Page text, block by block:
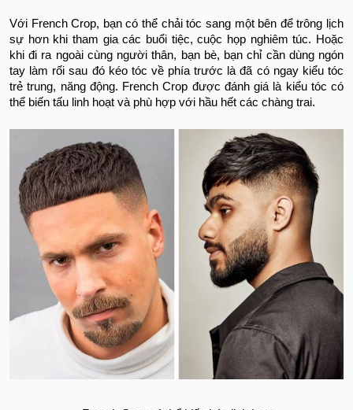
Với French Crop, bạn có thể chải tóc sang một bên để trông lịch
sự hơn khi tham gia các buổi tiệc, cuộc họp nghiêm túc. Hoặc
khi đi ra ngoài cùng người thân, bạn bè, bạn chỉ cần dùng ngón
tay làm rối sau đó kéo tóc về phía trước là đã có ngay kiểu tóc
trẻ trung, năng động. French Crop được đánh giá là kiểu tóc có
thể biến tấu linh hoạt và phù hợp với hầu hết các chàng trai.